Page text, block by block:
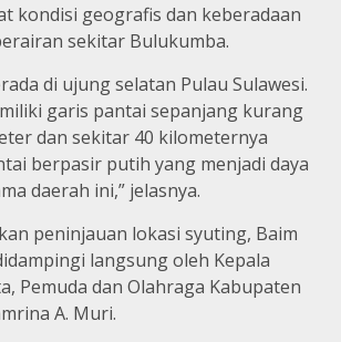
kondisi geografis dan keberadaan
sekitar Bulukumba.
di ujung selatan Pulau Sulawesi.
garis pantai sepanjang kurang
dan sekitar 40 kilometernya
berpasir putih yang menjadi daya
daerah ini,” jelasnya.
peninjauan lokasi syuting, Baim
langsung oleh Kepala
Pemuda dan Olahraga Kabupaten
A. Muri.